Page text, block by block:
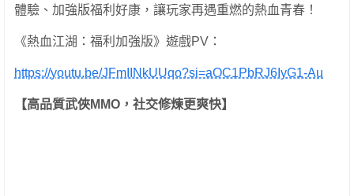
體驗、加強版福利好康，讓玩家再遇重燃的熱血青春！
《熱血江湖：福利加強版》遊戲PV：
https://youtu.be/JFmIINkUUqo?si=aOC1PbRJ6IyG1-Au
【高品質武俠MMO ，社交修煉更爽快】